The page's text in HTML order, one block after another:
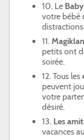
10. Le
votre bébé
11.
petits ont
soirée.
12. Tous les
peuvent
votre
désiré.
13. Les
vacances